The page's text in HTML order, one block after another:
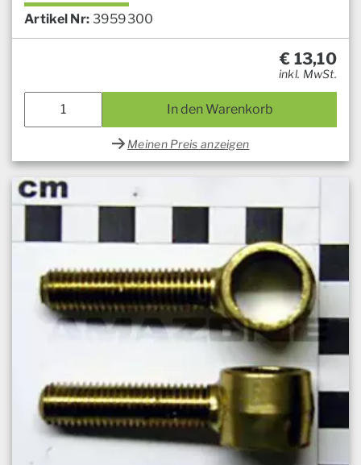
Artikel Nr: 3959300
€ 13,10
inkl. MwSt.
In den Warenkorb
Meinen Preis anzeigen